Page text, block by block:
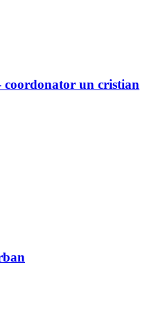
un cristian